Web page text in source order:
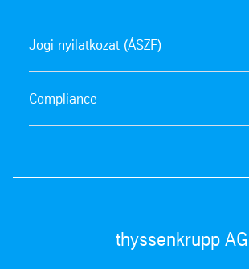
Jogi nyilatkozat (ÁSZF)
Compliance
thyssenkrupp AG